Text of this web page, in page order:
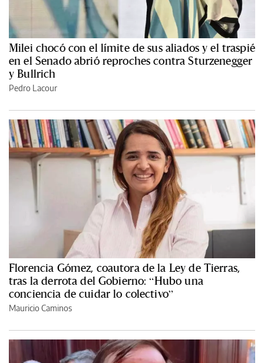
Milei chocó con el límite de sus aliados y el traspié
en el Senado abrió reproches contra Sturzenegger
y Bullrich
Pedro Lacour
Florencia Gómez, coautora de la Ley de Tierras,
tras la derrota del Gobierno: “Hubo una
conciencia de cuidar lo colectivo”
Mauricio Caminos